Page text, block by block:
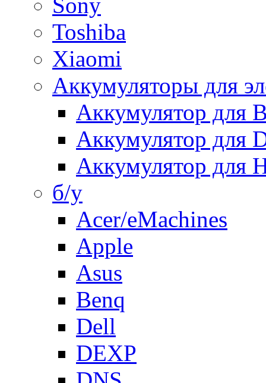
Toshiba
Xiaomi
Аккумуляторы для
Аккумулятор для
Аккумулятор для
Аккумулятор для
б/у
Acer/eMachines
Apple
Asus
Benq
Dell
DEXP